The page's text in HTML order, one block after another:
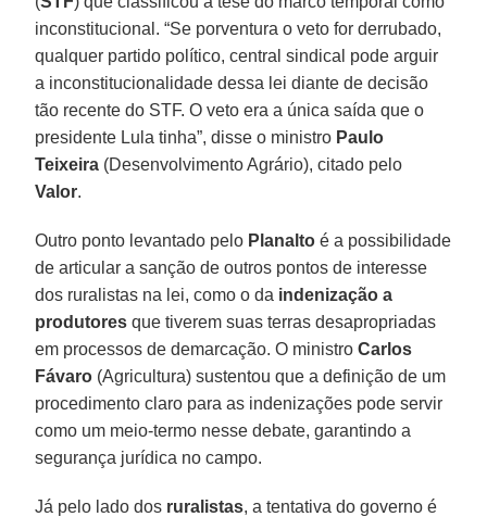
inconstitucional. “Se porventura o veto for derrubado,
qualquer partido político, central sindical pode arguir
a inconstitucionalidade dessa lei diante de decisão
tão recente do STF. O veto era a única saída que o
presidente Lula tinha”, disse o ministro Paulo
Teixeira (Desenvolvimento Agrário), citado pelo
Valor.
Outro ponto levantado pelo Planalto é a possibilidade
de articular a sanção de outros pontos de interesse
dos ruralistas na lei, como o da indenização a
produtores que tiverem suas terras desapropriadas
em processos de demarcação. O ministroCarlos
Fávaro (Agricultura) sustentou que a definição de um
procedimento claro para as indenizações pode servir
como um meio-termo nesse debate, garantindo a
segurança jurídica no campo.
Já pelo lado dos ruralistas, a tentativa do governo é